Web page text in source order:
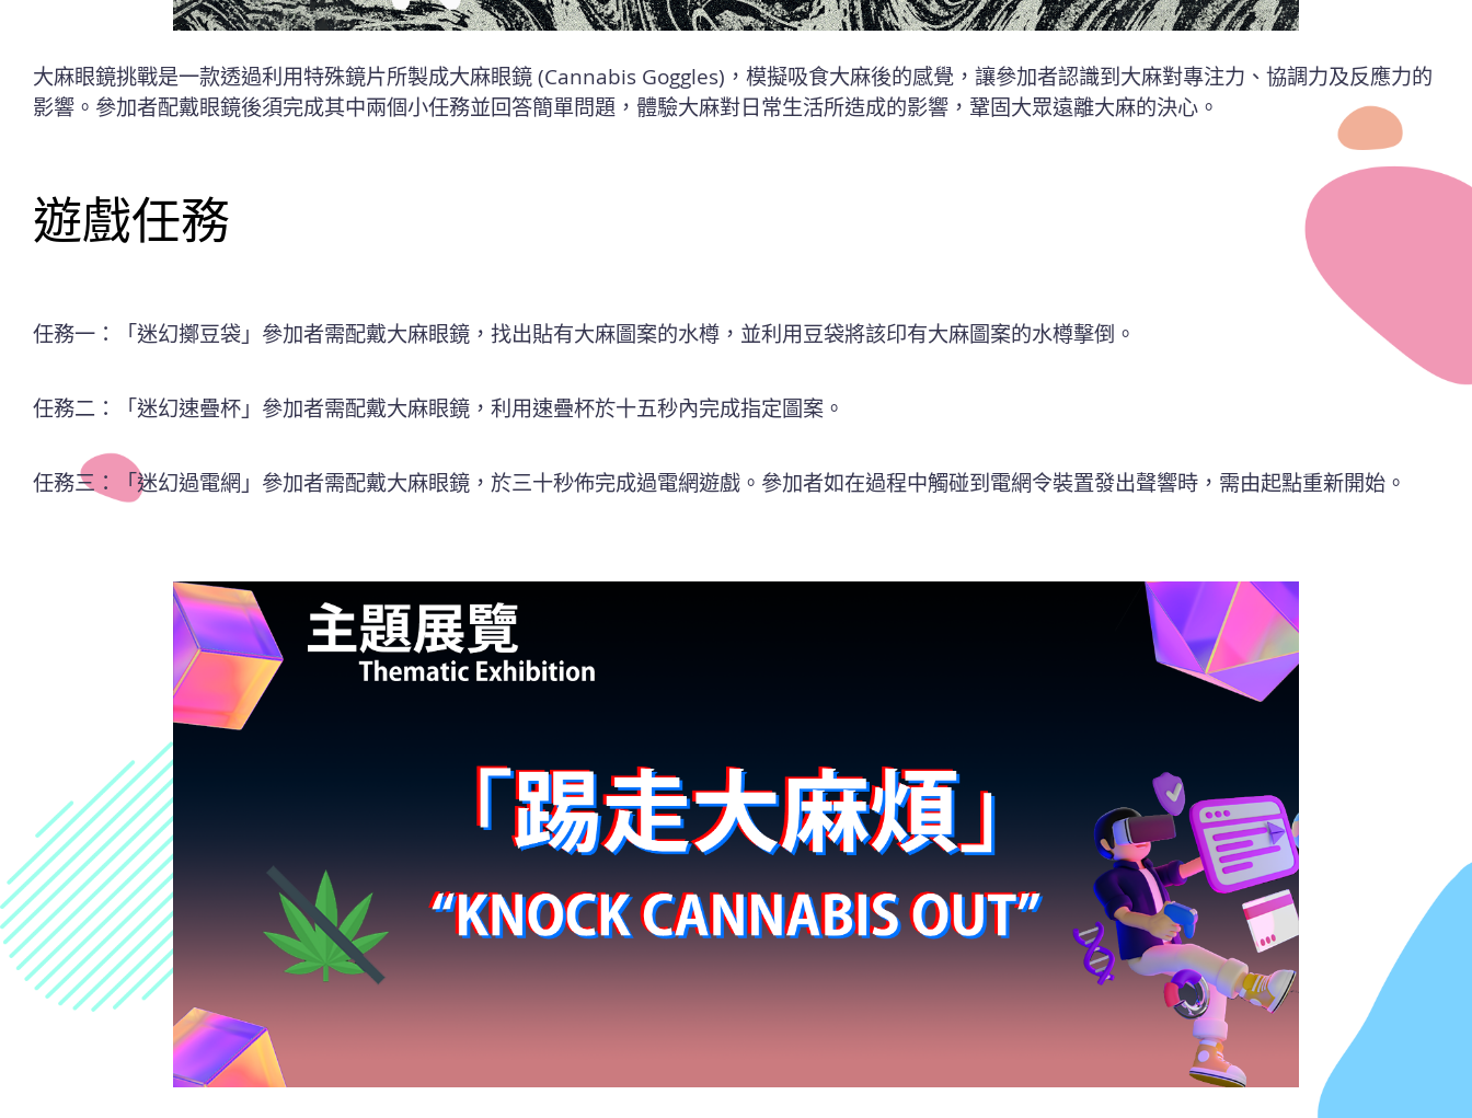
大麻眼鏡挑戰是一款透過利用特殊鏡片所製成大麻眼鏡 (Cannabis Goggles)，模擬吸食大麻後的感覺，讓參加者認識到大麻對專注力、協調力及反應力的
影響。參加者配戴眼鏡後須完成其中兩個小任務並回答簡單問題，體驗大麻對日常生活所造成的影響，鞏固大眾遠離大麻的決心。
遊戲任務
任務一：「迷幻擲豆袋」參加者需配戴大麻眼鏡，找出貼有大麻圖案的水樽，並利用豆袋將該印有大麻圖案的水樽擊倒。
任務二：「迷幻速疊杯」參加者需配戴大麻眼鏡，利用速疊杯於十五秒內完成指定圖案。
任務三：「迷幻過電網」參加者需配戴大麻眼鏡，於三十秒佈完成過電網遊戲。參加者如在過程中觸碰到電網令裝置發出聲響時，需由起點重新開始。